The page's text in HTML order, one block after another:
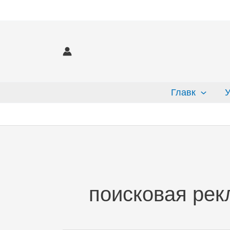
Главк
поисковая